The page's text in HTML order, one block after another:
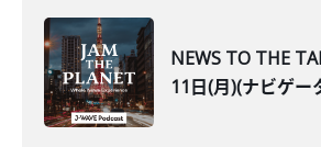
NEWS TO THE
11日(月)(ナビゲー